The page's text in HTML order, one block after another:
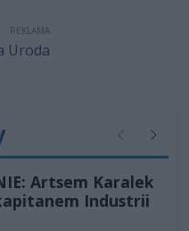
REKLAMA
Poprzednie
Artsem Karalek
Industrii